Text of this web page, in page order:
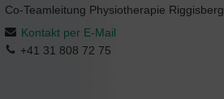
Co-Teamleitung Physiotherapie Riggisberg
Kontakt per E-Mail
+41 31 808 72 75